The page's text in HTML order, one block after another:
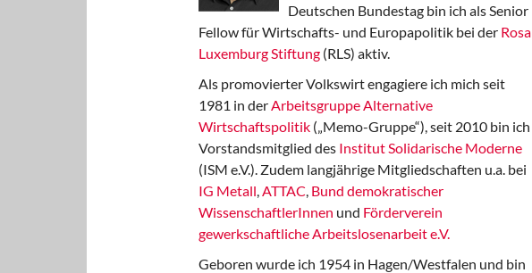
Deutschen Bundestag bin ich als Senior
Fellow für Wirtschafts- und Europapolitik bei der Rosa
Luxemburg Stiftung (RLS) aktiv.
Als promovierter Volkswirt engagiere ich mich seit
1981 in derArbeitsgruppe Alternative
Wirtschaftspolitik („Memo-Gruppe“), seit 2010 bin ich
Vorstandsmitglied des Institut Solidarische Moderne
(ISM e.V.). Zudem langjährige Mitgliedschaften u.a. bei
IG Metall,ATTAC, Bund demokratischer
WissenschaftlerInnen und Förderverein
gewerkschaftliche Arbeitslosenarbeit e.V.
Geboren wurde ich 1954 in Hagen/Westfalen und bin